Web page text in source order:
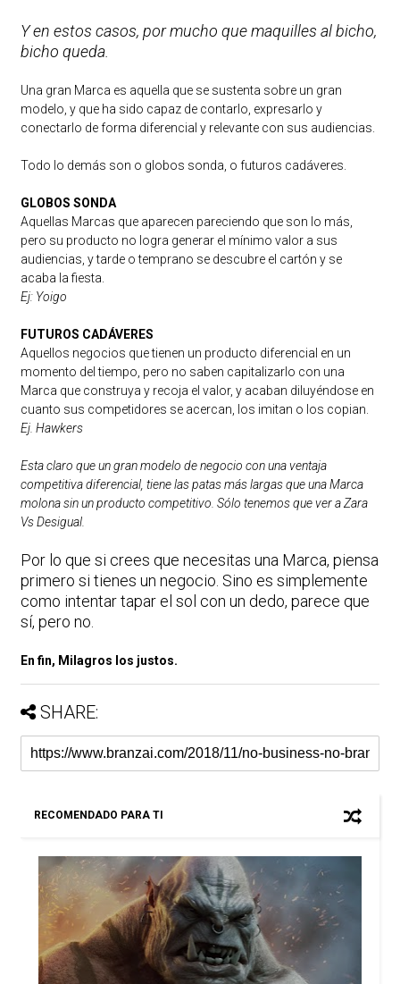
Y en estos casos, por mucho que maquilles al bicho,
bicho queda.
Una gran Marca es aquella que se sustenta sobre un gran
modelo, y que ha sido capaz de contarlo, expresarlo y
conectarlo de forma diferencial y relevante con sus audiencias.
Todo lo demás son o globos sonda, o futuros cadáveres.
GLOBOS SONDA
Aquellas Marcas que aparecen pareciendo que son lo más,
pero su producto no logra generar el mínimo valor a sus
audiencias, y tarde o temprano se descubre el cartón y se
acaba la fiesta.
Ej: Yoigo
FUTUROS CADÁVERES
Aquellos negocios que tienen un producto diferencial en un
momento del tiempo, pero no saben capitalizarlo con una
Marca que construya y recoja el valor, y acaban diluyéndose en
cuanto sus competidores se acercan, los imitan o los copian.
Ej. Hawkers
Esta claro que un gran modelo de negocio con una ventaja
competitiva diferencial, tiene las patas más largas que una Marca
molona sin un producto competitivo. Sólo tenemos que ver a Zara
Vs Desigual.
Por lo que si crees que necesitas una Marca, piensa
primero si tienes un negocio. Sino es simplemente
como intentar tapar el sol con un dedo, parece que
sí, pero no.
En fin, Milagros los justos.
SHARE:
RECOMENDADO PARA TI